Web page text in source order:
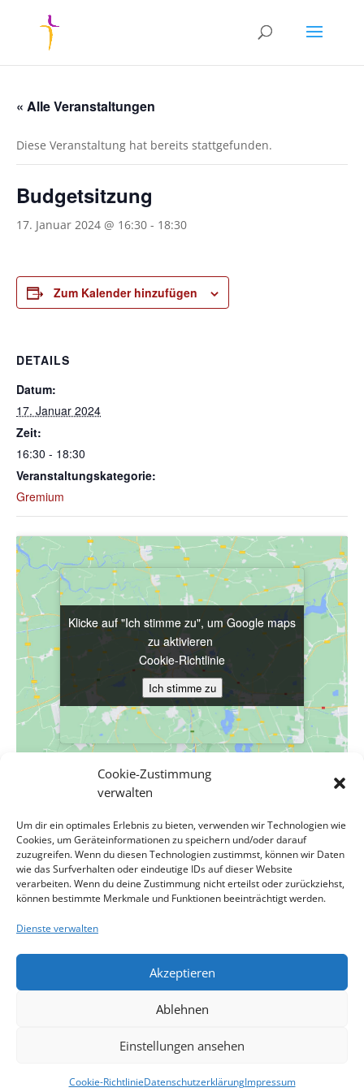
Cookie-Zustimmung
verwalten
Um dir ein optimales Erlebnis zu bieten, verwenden wir Technologien wie
Cookies, um Geräteinformationen zu speichern und/oder darauf
zuzugreifen. Wenn du diesen Technologien zustimmst, können wir Daten
wie das Surfverhalten oder eindeutige IDs auf dieser Website
verarbeiten. Wenn du deine Zustimmung nicht erteilst oder zurückziehst,
können bestimmte Merkmale und Funktionen beeinträchtigt werden.
Dienste verwalten
Akzeptieren
Ablehnen
Einstellungen ansehen
Cookie-RichtlinieDatenschutzerklärungImpressum
« Alle Veranstaltungen
Diese Veranstaltung hat bereits stattgefunden.
Budgetsitzung
17. Januar 2024 @ 16:30 - 18:30
Zum Kalender hinzufügen
DETAILS
Datum:
17. Januar 2024
Zeit:
16:30 - 18:30
Veranstaltungskategorie:
Gremium
VERANSTALTUNGSORT
Evang. Pfarrgemeinde A.B. Wien-Hetzendorf
Biedermanngasse 11-13
Wien, Wien 1120 Österreich Google Karte anzeigen
Veranstaltungsort-Website anzeigen
Klicke auf "Ich stimme zu", um Google maps
zu aktivieren
Cookie-Richtlinie
Ich stimme zu
Klicke auf "Ich stimme zu", um Google maps
zu aktivieren
Cookie-Richtlinie
Ich stimme zu
Café Memory
Kontakt
Cookie-Richtlinie (EU)
website designed by ing. herwig röthy